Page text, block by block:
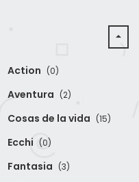
Action (0)
Aventura (2)
Cosas de la vida (15)
Ecchi (0)
Fantasia (3)